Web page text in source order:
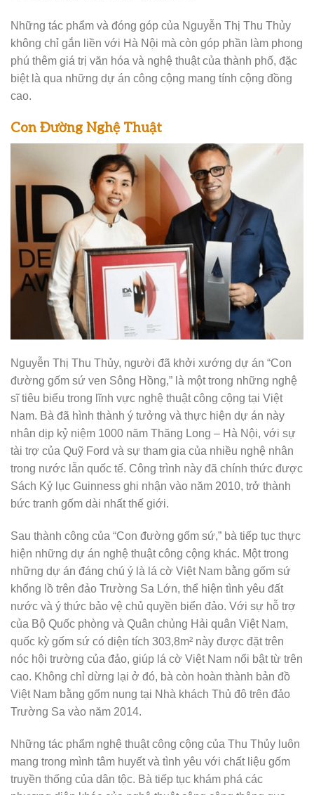
Những tác phẩm và đóng góp của Nguyễn Thị Thu Thủy
không chỉ gắn liền với Hà Nội mà còn góp phần làm phong
phú thêm giá trị văn hóa và nghệ thuật của thành phố, đặc
biệt là qua những dự án công cộng mang tính cộng đồng
cao.
Con Đường Nghệ Thuật
Nguyễn Thị Thu Thủy, người đã khởi xướng dự án “Con
đường gốm sứ ven Sông Hồng,” là một trong những nghệ
sĩ tiêu biểu trong lĩnh vực nghệ thuật công cộng tại Việt
Nam. Bà đã hình thành ý tưởng và thực hiện dự án này
nhân dịp kỷ niệm 1000 năm Thăng Long – Hà Nội, với sự
tài trợ của Quỹ Ford và sự tham gia của nhiều nghệ nhân
trong nước lẫn quốc tế. Công trình này đã chính thức được
Sách Kỷ lục Guinness ghi nhận vào năm 2010, trở thành
bức tranh gốm dài nhất thế giới.
Sau thành công của “Con đường gốm sứ,” bà tiếp tục thực
hiện những dự án nghệ thuật công cộng khác. Một trong
những dự án đáng chú ý là lá cờ Việt Nam bằng gốm sứ
khổng lồ trên đảo Trường Sa Lớn, thể hiện tình yêu đất
nước và ý thức bảo vệ chủ quyền biển đảo. Với sự hỗ trợ
của Bộ Quốc phòng và Quân chủng Hải quân Việt Nam,
quốc kỳ gốm sứ có diện tích 303,8m² này được đặt trên
nóc hội trường của đảo, giúp lá cờ Việt Nam nổi bật từ trên
cao. Không chỉ dừng lại ở đó, bà còn hoàn thành bản đồ
Việt Nam bằng gốm nung tại Nhà khách Thủ đô trên đảo
Trường Sa vào năm 2014.
Những tác phẩm nghệ thuật công cộng của Thu Thủy luôn
mang trong mình tâm huyết và tình yêu với chất liệu gốm
truyền thống của dân tộc. Bà tiếp tục khám phá các